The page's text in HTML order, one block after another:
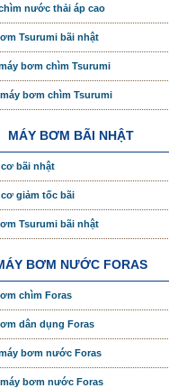
nước thải áp cao
Tsurumi bãi nhật
bơm chìm Tsurumi
bơm chìm Tsurumi
MÁY BƠM BÃI NHẬT
bãi nhật
giảm tốc bãi
Tsurumi bãi nhật
BƠM NƯỚC FORAS
chìm Foras
dân dụng Foras
bơm nước Foras
bơm nước Foras